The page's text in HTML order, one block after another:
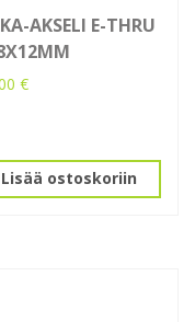
AKSELI E-THRU
€
Lisää ostoskoriin